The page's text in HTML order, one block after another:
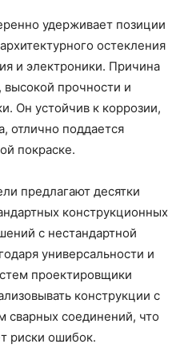
удерживает позиции
остекления
и электроники. Причина
высокой прочности и
Он устойчив к коррозии,
отлично поддается
покраске.
предлагают десятки
конструкционных
с нестандартной
универсальности и
проектировщики
конструкции с
соединений, что
риски ошибок.